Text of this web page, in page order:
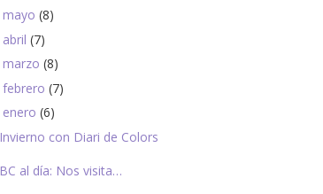
mayo (8)
abril (7)
marzo (8)
febrero (7)
enero (6)
Invierno con Diari de Colors
BC al día: Nos visita…